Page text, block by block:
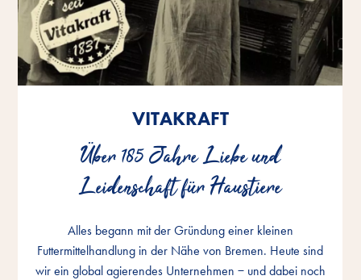
VITAKRAFT
Über 185 Jahre Liebe und
Leidenschaft für Haustiere
Alles begann mit der Gründung einer kleinen
Futtermittelhandlung in der Nähe von Bremen. Heute sind
wir ein global agierendes Unternehmen − und dabei noch
VITAKRAFT
Über 185 Jahre Liebe und
Leidenschaft für Haustiere
Alles begann mit der Gründung einer kleinen
Futtermittelhandlung in der Nähe von Bremen. Heute sind
wir ein global agierendes Unternehmen − und dabei noch
VITAKRAFT
Über 185 Jahre Liebe und
Leidenschaft für Haustiere
Alles begann mit der Gründung einer kleinen
Futtermittelhandlung in der Nähe von Bremen. Heute sind
wir ein global agierendes Unternehmen − und dabei noch